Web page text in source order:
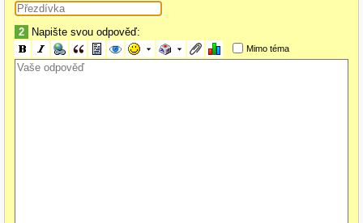
2 Napište svou odpověď:
Mimo téma